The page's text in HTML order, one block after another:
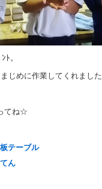
ﾄ。
じめに作業してくれまし
てね☆
テーブル
ん